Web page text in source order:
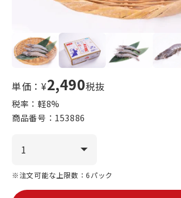
単価：¥2,490税抜
税率：軽8%
商品番号： 153886
※注文可能な上限数：6パック